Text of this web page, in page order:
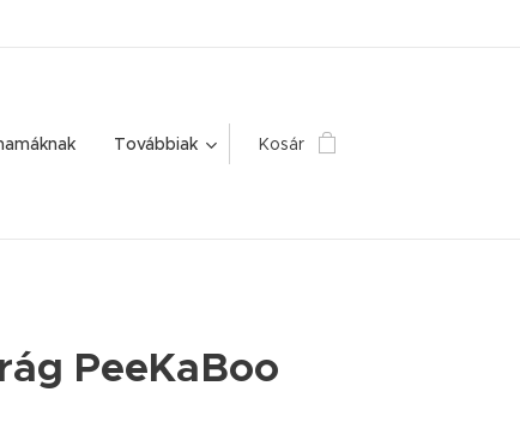
Továbbiak Kosár
PeeKaBoo